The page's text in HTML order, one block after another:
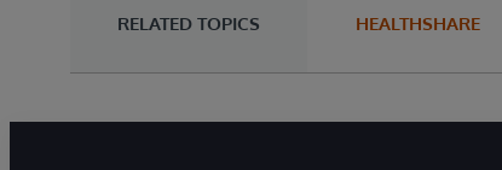
RELATED TOPICS HEALTHSHARE